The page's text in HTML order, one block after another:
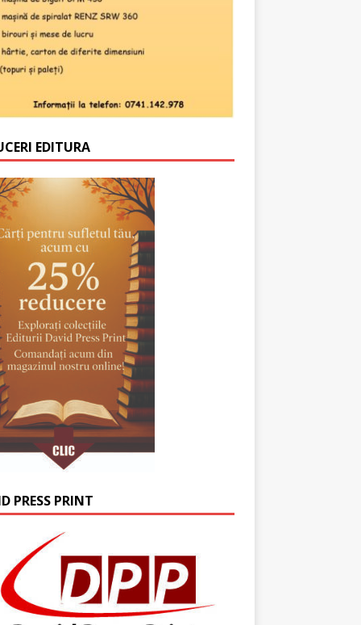
EDITURA
PRESS PRINT